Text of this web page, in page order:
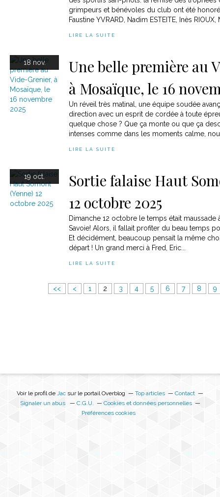
grimpeurs et bénévoles du club ont été
Faustine YVRARD, Nadim ESTEITE, Inès RIOUX,
LIRE LA SUITE
18 nov.
Une belle première au
à Mosaïque, le 16
Un réveil très matinal, une équipe soudée
direction avec un esprit de cordée à toute
quelque chose ? Que ça monte ou que ça
intenses comme dans les moments calme,
LIRE LA SUITE
19 oct.
Sortie falaise Haut
12 octobre 2025
Dimanche 12 octobre le temps était maussade
Savoie! Alors, il fallait profiter du beau temps
Et décidément, beaucoup pensait la même
départ ! Un grand merci à Fred, Eric...
LIRE LA SUITE
<< < 1 2 3 4 5 6 7 8 9
Voir le profil de Jac sur le portail Overblog Top articles
Contact
Signaler un abus
C.G.U.
Cookies et données personnelles
Préférences cookies